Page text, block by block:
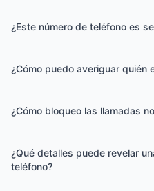
¿Este número de teléfono es
¿Cómo puedo averiguar quién
¿Cómo bloqueo las llamadas
¿Qué detalles puede revelar
teléfono?